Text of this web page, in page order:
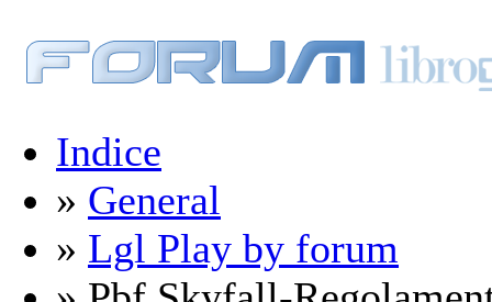
Indice
» General
» Lgl Play by forum